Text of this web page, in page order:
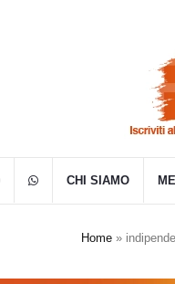
CHI SIAMO
Home »